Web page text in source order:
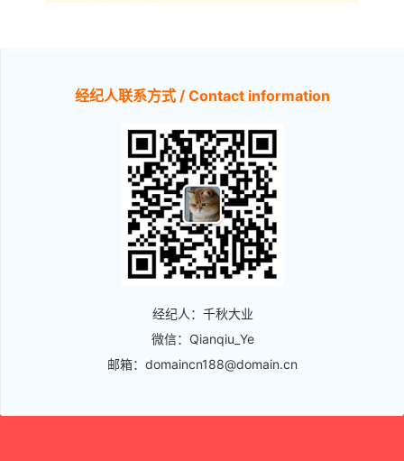
经纪人联系方式 / Contact information
经纪人：千秋大业
微信：Qianqiu_Ye
邮箱：domaincn188@domain.cn